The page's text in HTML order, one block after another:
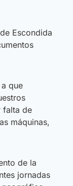
Escondida
que
falta de
máquinas,
de la
jornadas